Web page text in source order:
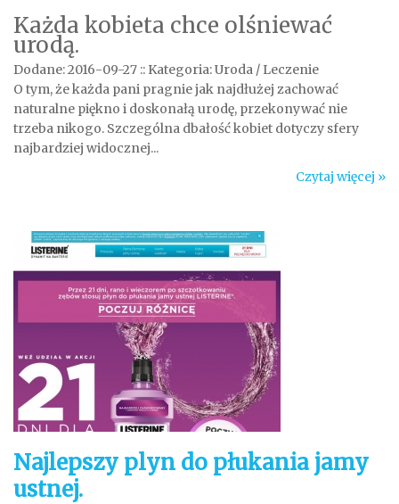
Każda kobieta chce olśniewać
urodą.
Dodane: 2016-09-27 :: Kategoria: Uroda / Leczenie
O tym, że każda pani pragnie jak najdłużej zachować
naturalne piękno i doskonałą urodę, przekonywać nie
trzeba nikogo. Szczególna dbałość kobiet dotyczy sfery
najbardziej widocznej...
Czytaj więcej »
Najlepszy plyn do płukania jamy
ustnej.